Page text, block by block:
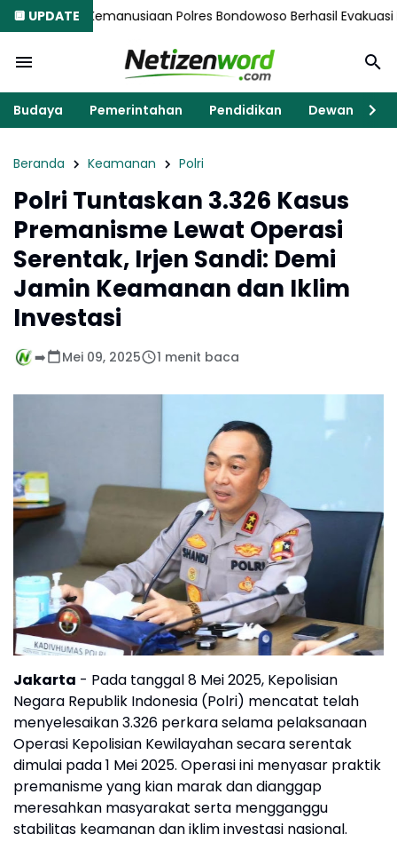
🔲 UPDATE
Polres Bondowoso Berhasil Evakuasi Dua Jenazah di
Budaya Pemerintahan Pendidikan Dewan
Beranda Keamanan Polri
Polri Tuntaskan 3.326 Kasus
Premanisme Lewat Operasi
Serentak, Irjen Sandi: Demi
Jamin Keamanan dan Iklim
Investasi
➡️ Mei 09, 2025 1 menit baca
Jakarta - Pada tanggal 8 Mei 2025, Kepolisian
Negara Republik Indonesia (Polri) mencatat telah
menyelesaikan 3.326 perkara selama pelaksanaan
Operasi Kepolisian Kewilayahan secara serentak
dimulai pada 1 Mei 2025. Operasi ini menyasar praktik
premanisme yang kian marak dan dianggap
meresahkan masyarakat serta mengganggu
stabilitas keamanan dan iklim investasi nasional.